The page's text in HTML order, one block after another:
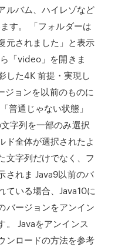
ルバム、ハイレゾなど
す。 「フォルダーは
元されました」と表示
「video」を開きま
した4K 前提・実現し
ジョンを以前のものに
普通じゃない状態」
字列を一部のみ選択
ド全体が選択されたよ
文字列だけでなく、フ
されま Java9以前のバ
ている場合、Java10に
バージョンをアンイン
。 Javaをアンインス
ンロードの方法を参考